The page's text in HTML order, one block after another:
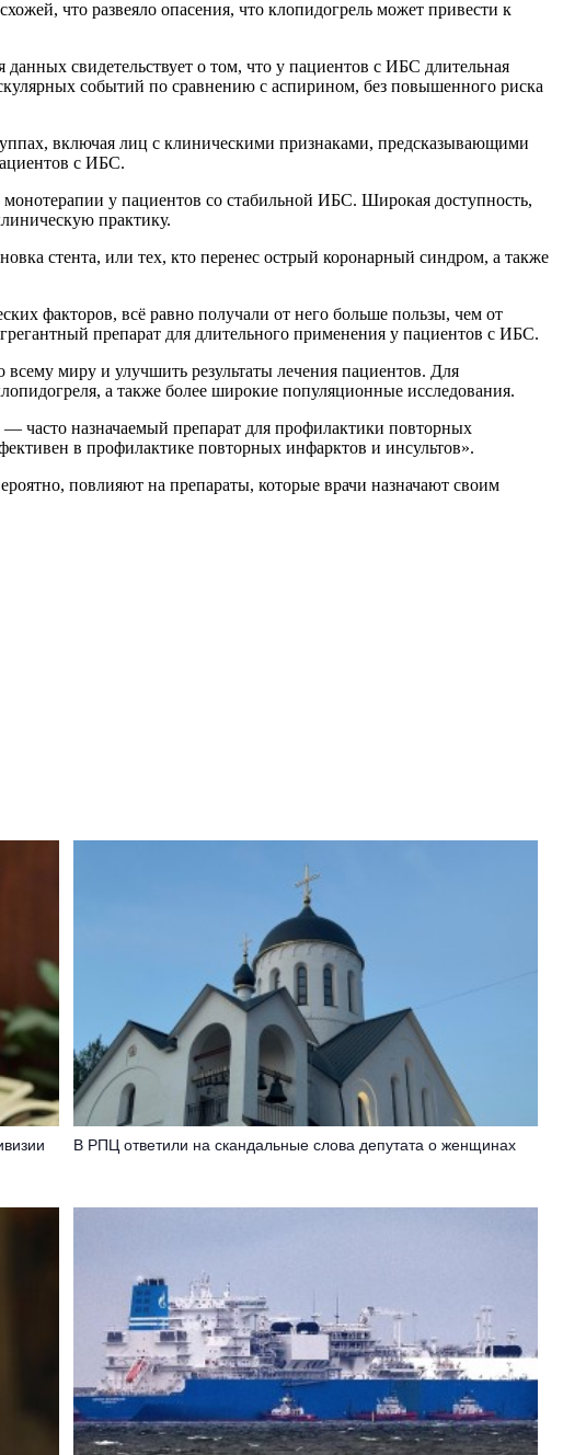
что развеяло опасения, что клопидогрель может привести к
свидетельствует о том, что у пациентов с ИБС длительная
событий по сравнению с аспирином, без повышенного риска
включая лиц с клиническими признаками, предсказывающими
с ИБС.
у пациентов со стабильной ИБС. Широкая доступность,
практику.
стента, или тех, кто перенес острый коронарный синдром, а также
факторов, всё равно получали от него больше пользы, чем от
препарат для длительного применения у пациентов с ИБС.
миру и улучшить результаты лечения пациентов. Для
а также более широкие популяционные исследования.
часто назначаемый препарат для профилактики повторных
в профилактике повторных инфарктов и инсультов».
повлияют на препараты, которые врачи назначают своим
В РПЦ ответили на скандальные слова депутата о женщинах